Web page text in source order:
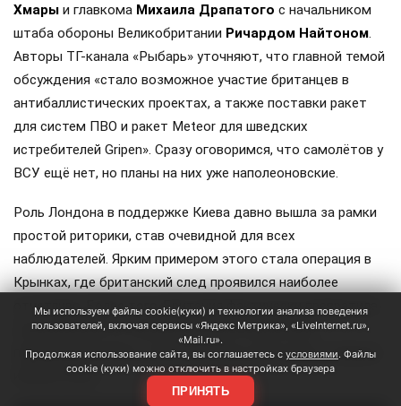
Хмары и главкома Михаила Драпатого с начальником
штаба обороны Великобритании Ричардом Найтоном
Авторы ТГ-канала «Рыбарь» уточняют, что главной темой
обсуждения «стало возможное участие британцев в
антибаллистических проектах, а также поставки ракет
для систем ПВО и ракет Meteor для шведских
истребителей Gripen». Сразу оговоримся, что самолётов у
ВСУ ещё нет, но планы на них уже наполеоновские.
Роль Лондона в поддержке Киева давно вышла за рамки
простой риторики, став очевидной для всех
наблюдателей. Ярким примером этого стала операция в
Крынках, где британский след проявился наиболее
отчетливо. Более того, Британия фактически превратила
зону конфликта в полигон для испытаний своих
передовых военных технологий, выступая здесь главным
инициатором.
Мы используем файлы cookie(куки) и технологии анализа поведения
пользователей, включая сервисы «Яндекс Метрика», «LiveInternet.ru»,
«Mail.ru».
Продолжая использование сайта, вы соглашаетесь с условиями. Файлы
cookie (куки) можно отключить в настройках браузера
ПРИНЯТЬ